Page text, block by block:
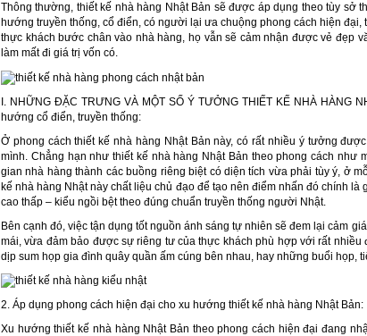
Thông thường, thiết kế nhà hàng Nhật Bản sẽ được áp dụng theo tùy sở
hướng truyền thống, cổ điển, có người lại ưa chuộng phong cách hiện
thực khách bước chân vào nhà hàng, họ vẫn sẽ cảm nhận được vẻ đẹp
làm mất đi giá trị vốn có.
I. NHỮNG ĐẶC TRƯNG VÀ MỘT SỐ Ý TƯỞNG THIẾT KẾ NHÀ HÀNG
hướng cổ điển, truyền thống:
Ở phong cách thiết kế nhà hàng Nhật Bản này, có rất nhiều ý tưởng
mình. Chẳng hạn như thiết kế nhà hàng Nhật Bản theo phong cách
gian nhà hàng thành các buồng riêng biệt có diện tích vừa phải tùy ý, ở
kế nhà hàng Nhật này chất liệu chủ đạo để tạo nên điểm nhấn đó chính
cao thấp – kiểu ngồi bệt theo đúng chuẩn truyền thống người Nhật.
Bên cạnh đó, việc tận dụng tốt nguồn ánh sáng tự nhiên sẽ đem lại cảm
mái, vừa đảm bảo được sự riêng tư của thực khách phù hợp với rất
dịp sum họp gia đình quây quần ấm cúng bên nhau, hay những buổi họp,
2. Áp dụng phong cách hiện đại cho xu hướng thiết kế nhà hàng Nhật Bản:
Xu hướng thiết kế nhà hàng Nhật Bản theo phong cách hiện đại đang